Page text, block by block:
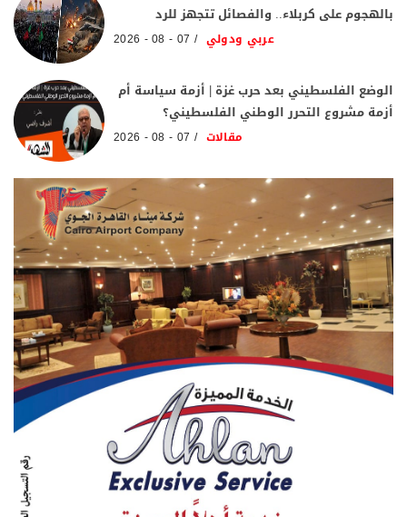
بالهجوم على كربلاء.. والفصائل تتجهز للرد
عربي ودولي 07 - 08 - 2026
الوضع الفلسطيني بعد حرب غزة | أزمة سياسة أم
أزمة مشروع التحرر الوطني الفلسطيني؟
مقالات 07 - 08 - 2026